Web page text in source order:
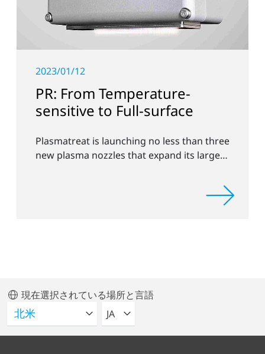
2023/01/12
PR: From Temperature-
sensitive to Full-surface
Plasmatreat is launching no less than three
new plasma nozzles that expand its large
現在選択されている場所と言語
言語を選択してください
JA